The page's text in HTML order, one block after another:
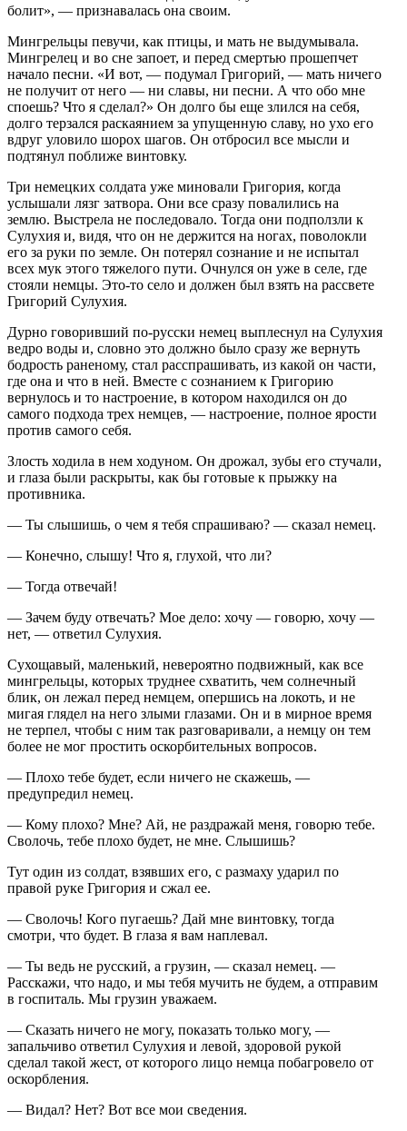
болит», — признавалась она своим.
Мингрельцы певучи, как птицы, и мать не выдумывала.
Мингрелец и во сне запоет, и перед смертью прошепчет
начало песни. «И вот, — подумал Григорий, — мать ничего
не получит от него — ни славы, ни песни. А что обо мне
споешь? Что я сделал?» Он долго бы еще злился на себя,
долго терзался раскаянием за упущенную славу, но ухо его
вдруг уловило шорох шагов. Он отбросил все мысли и
подтянул поближе винтовку.
Три немецких солдата уже миновали Григория, когда
услышали лязг затвора. Они все сразу повалились на
землю. Выстрела не последовало. Тогда они подползли к
Сулухия и, видя, что он не держится на ногах, поволокли
его за руки по земле. Он потерял сознание и не испытал
всех мук этого тяжелого пути. Очнулся он уже в селе, где
стояли немцы. Это-то село и должен был взять на рассвете
Григорий Сулухия.
Дурно говоривший по-русски немец выплеснул на Сулухия
ведро воды и, словно это должно было сразу же вернуть
бодрость раненому, стал расспрашивать, из какой он части,
где она и что в ней. Вместе с сознанием к Григорию
вернулось и то настроение, в котором находился он до
самого подхода трех немцев, — настроение, полное ярости
против самого себя.
Злость ходила в нем ходуном. Он дрожал, зубы его стучали,
и глаза были раскрыты, как бы готовые к прыжку на
противника.
— Ты слышишь, о чем я тебя спрашиваю? — сказал немец.
— Конечно, слышу! Что я, глухой, что ли?
— Тогда отвечай!
— Зачем буду отвечать? Мое дело: хочу — говорю, хочу —
нет, — ответил Сулухия.
Сухощавый, маленький, невероятно подвижный, как все
мингрельцы, которых труднее схватить, чем солнечный
блик, он лежал перед немцем, опершись на локоть, и не
мигая глядел на него злыми глазами. Он и в мирное время
не терпел, чтобы с ним так разговаривали, а немцу он тем
более не мог простить оскорбительных вопросов.
— Плохо тебе будет, если ничего не скажешь, —
предупредил немец.
— Кому плохо? Мне? Ай, не раздражай меня, говорю тебе.
Сволочь, тебе плохо будет, не мне. Слышишь?
Тут один из солдат, взявших его, с размаху ударил по
правой руке Григория и сжал ее.
— Сволочь! Кого пугаешь? Дай мне винтовку, тогда
смотри, что будет. В глаза я вам наплевал.
— Ты ведь не русский, а грузин, — сказал немец. —
Расскажи, что надо, и мы тебя мучить не будем, а отправим
в госпиталь. Мы грузин уважаем.
— Сказать ничего не могу, показать только могу, —
запальчиво ответил Сулухия и левой, здоровой рукой
сделал такой жест, от которого лицо немца побагровело от
оскорбления.
— Видал? Нет? Вот все мои сведения.